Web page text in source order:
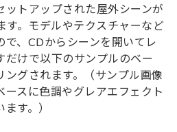
ットアップされた屋外シーンが
す。モデルやテクスチャーなど
、CDからシーンを開いてレ
だけで以下のサンプルのベー
ングされます。（サンプル画像
ースに色調やグレアエフェクト
す。）